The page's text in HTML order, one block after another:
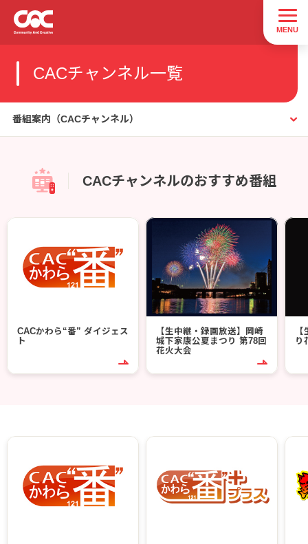
CACチャンネル一覧
番組案内（CACチャンネル）
CACチャンネルのおすすめ番組
CACかわら“番” ダイジェス
ト
【生中継・録画放送】岡崎
城下家康公夏まつり 第78回
花火大会
り